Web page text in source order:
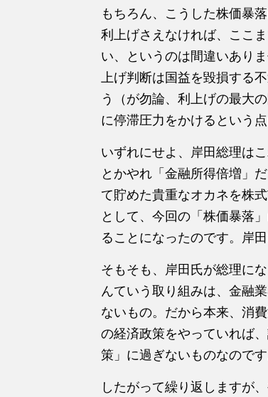
もちろん、こうした株価暴
利上げさえなければ、ここ
い、というのは間違いあり
上げ判断は国益を毀損する
う（が勿論、利上げの最大
に停滞圧力をかけるという
いずれにせよ、岸田総理は
とかやれ「金融所得倍増」
て貯めた貴重なオカネを株
として、今回の「株価暴落
ることになったのです。岸
そもそも、岸田氏が総理に
んていう取り組みは、金融
ないもの。だから本来、消
の経済政策をやっていれば
策」に過ぎないものなのです
したがって繰り返しますが